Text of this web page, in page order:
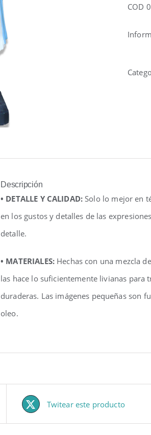
COD
Descripción
• DETALLE Y CALIDAD: Solo lo mejor en
en los gustos y detalles de las
detalle.
• MATERIALES:Hechas con una mezcla
las hace lo suficientemente livianas para
duraderas. Las imágenes pequeñas son
oleo.
Twitear este producto